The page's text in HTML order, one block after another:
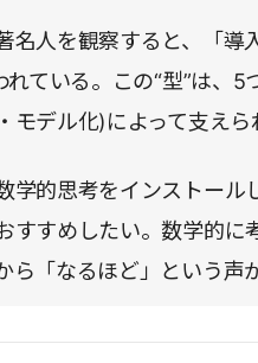
名人を観察すると、「
れている。この“型”は、
モデル化)によって支えら
学的思考をインストール
すすめしたい。数学的に
ら「なるほど」という声